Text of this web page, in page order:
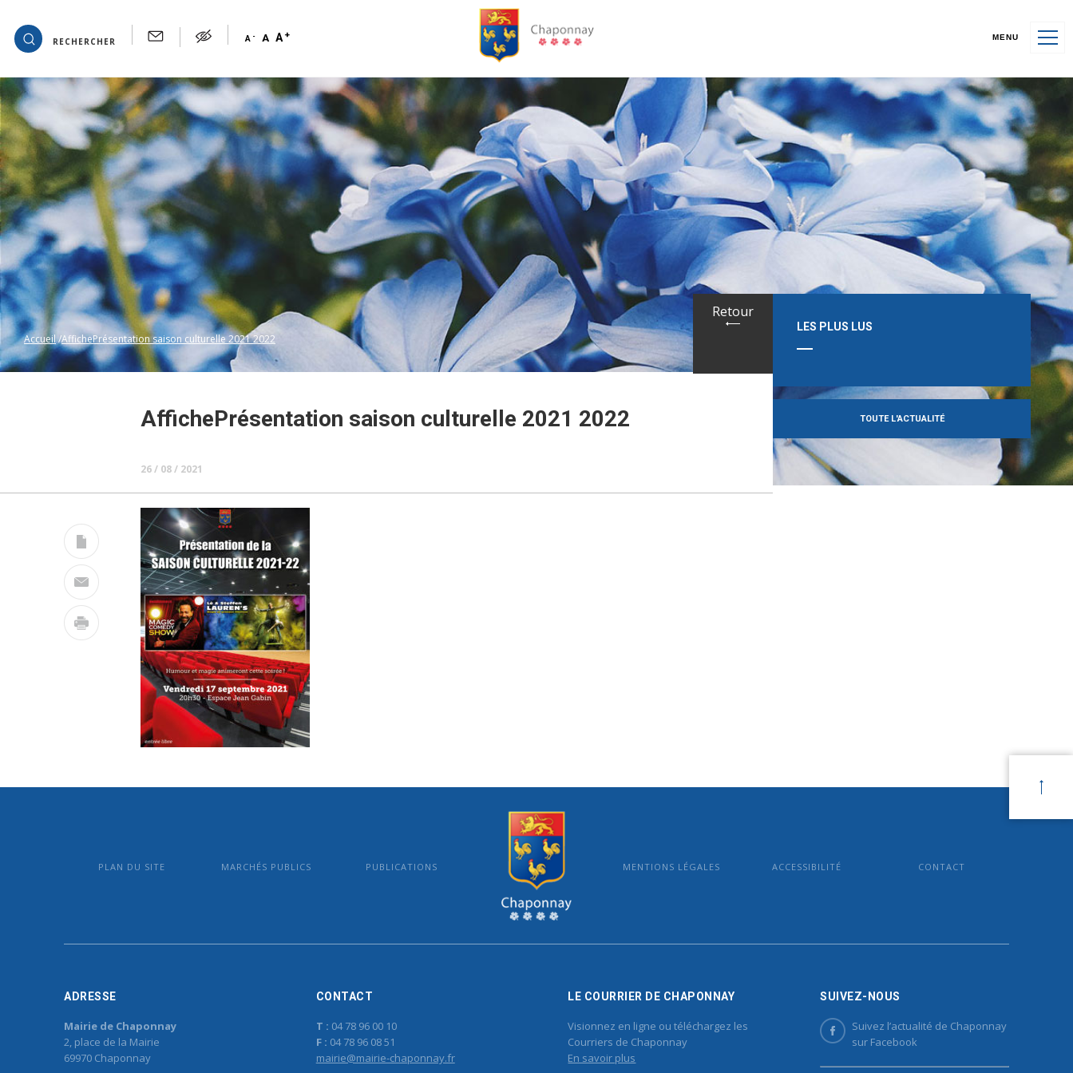
RECHERCHER A - A A+ MENU
Accueil AffichePrésentation saison culturelle 2021 2022
AffichePrésentation saison culturelle 2021 2022
26 / 08 / 2021
Retour
LES PLUS LUS
TOUTE L'ACTUALITÉ
PLAN DU SITE MARCHÉS PUBLICS PUBLICATIONS MENTIONS LÉGALES ACCESSIBILITÉ CONTACT
ADRESSE
Mairie de Chaponnay
2, place de la Mairie
69970 Chaponnay
CONTACT
T : 04 78 96 00 10
F : 04 78 96 08 51
mairie@mairie-chaponnay.fr
LE COURRIER DE CHAPONNAY
Visionnez en ligne ou téléchargez les
Courriers de Chaponnay
En savoir plus
SUIVEZ-NOUS
Suivez l’actualité de Chaponnay
sur Facebook